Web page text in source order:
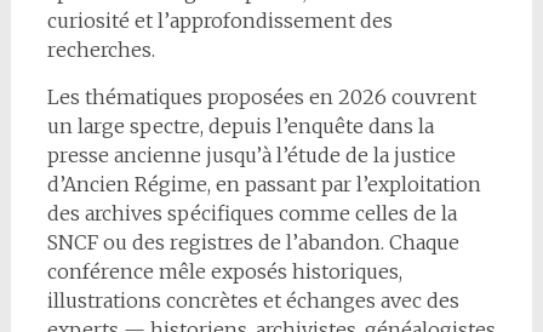
curiosité et l’approfondissement des
recherches.
Les thématiques proposées en 2026 couvrent
un large spectre, depuis l’enquête dans la
presse ancienne jusqu’à l’étude de la justice
d’Ancien Régime, en passant par l’exploitation
des archives spécifiques comme celles de la
SNCF ou des registres de l’abandon. Chaque
conférence mêle exposés historiques,
illustrations concrètes et échanges avec des